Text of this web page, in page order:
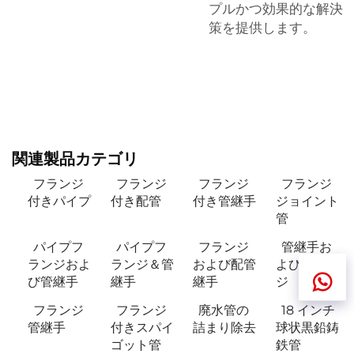
プルかつ効果的な解決
策を提供します。
関連製品カテゴリ
フランジ
付きパイプ
フランジ
付き配管
フランジ
付き管継手
フランジ
ジョイント
管
パイプフ
ランジおよ
び管継手
パイプフ
ランジ＆管
継手
フランジ
および配管
継手
管継手お
よびフラン
ジ
フランジ
管継手
フランジ
付きスパイ
ゴット管
廃水管の
詰まり除去
18 インチ
球状黒鉛鋳
鉄管